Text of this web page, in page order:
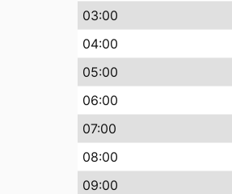
03:00
04:00
05:00
06:00
07:00
08:00
09:00